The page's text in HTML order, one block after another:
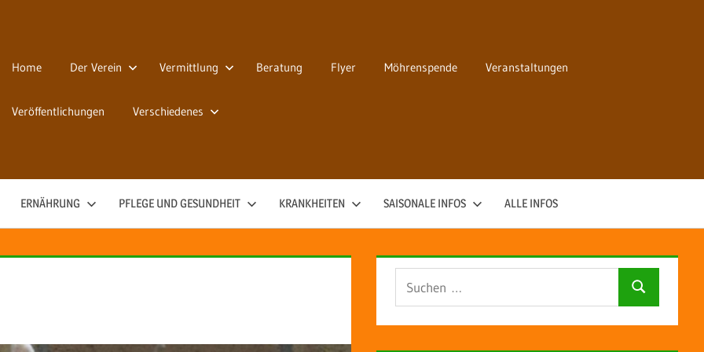
Home Der Verein Vermittlung Beratung Flyer Möhrenspende Veranstaltungen
Veröffentlichungen Verschiedenes
ERNÄHRUNG PFLEGE UND GESUNDHEIT KRANKHEITEN SAISONALE INFOS ALLE INFOS
Suchen